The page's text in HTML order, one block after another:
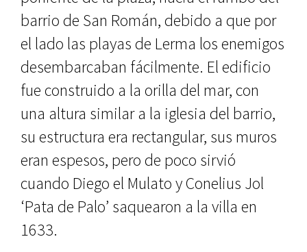
barrio de San Román, de­bido a que por
el lado las playas de Lerma los enemigos
desembarcaban fácilmente. El edificio
fue construido a la orilla del mar, con
una altura simi­lar a la iglesia del barrio,
su estructura era rectangular, sus muros
eran espe­sos, pero de poco sirvió
cuando Diego el Mulato y Conelius Jol
‘Pata de Palo’ saquearon a la villa en
1633.